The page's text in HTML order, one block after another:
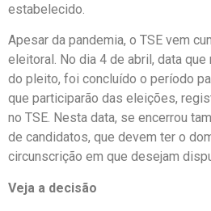
estabelecido.
Apesar da pandemia, o TSE vem
eleitoral. No dia 4 de abril, data
do pleito, foi concluído o período
que participarão das eleições,
no TSE. Nesta data, se encerrou
de candidatos, que devem ter o
circunscrição em que desejam
Veja a decisão